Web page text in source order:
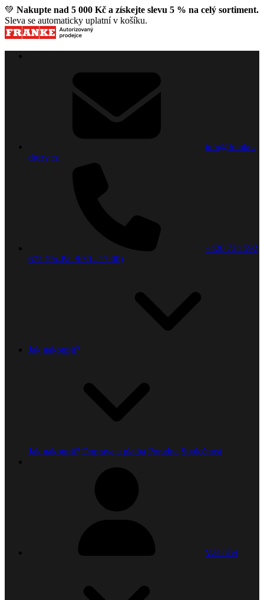
💚 Nakupte nad 5 000 Kč a získejte slevu 5 % na celý sortiment.
Sleva se automaticky uplatní v košíku.
info@franke-
drezy.cz
+420 734 592
672 (Po-Pá: 8:30 - 17:00)
Jak nakoupit?
Jak nakoupit? Doprava a platba Poradna Společnost
Váš účet